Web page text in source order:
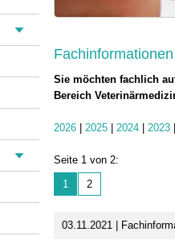
Sie möchten fachlich
Bereich
2026 | 2025 | 2024 | 2023 |
Seite 1 von 2:
1
2
03.11.2021 |